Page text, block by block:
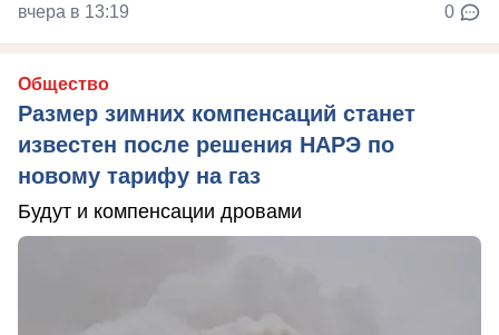
вчера в 13:19 0
Общество
Размер зимних компенсаций станет
известен после решения НАРЭ по
новому тарифу на газ
Будут и компенсации дровами